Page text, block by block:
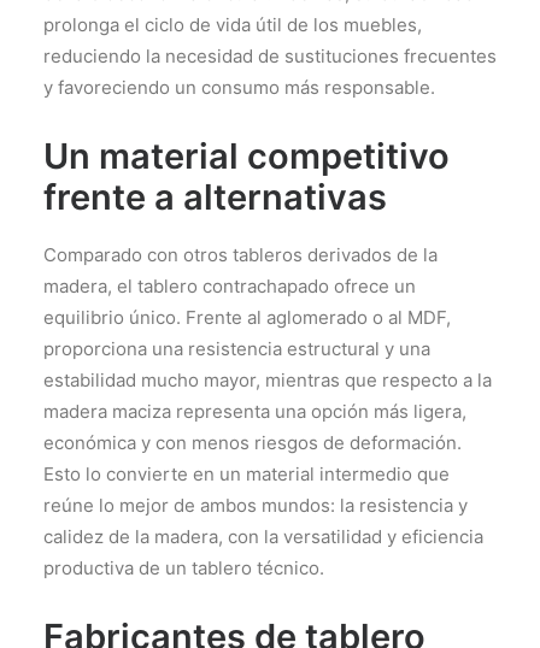
prolonga el ciclo de vida útil de los muebles,
reduciendo la necesidad de sustituciones frecuentes
y favoreciendo un consumo más responsable.
Un material competitivo
frente a alternativas
Comparado con otros tableros derivados de la
madera, el tablero contrachapado ofrece un
equilibrio único. Frente al aglomerado o al MDF,
proporciona una resistencia estructural y una
estabilidad mucho mayor, mientras que respecto a la
madera maciza representa una opción más ligera,
económica y con menos riesgos de deformación.
Esto lo convierte en un material intermedio que
reúne lo mejor de ambos mundos: la resistencia y
calidez de la madera, con la versatilidad y eficiencia
productiva de un tablero técnico.
Fabricantes de tablero